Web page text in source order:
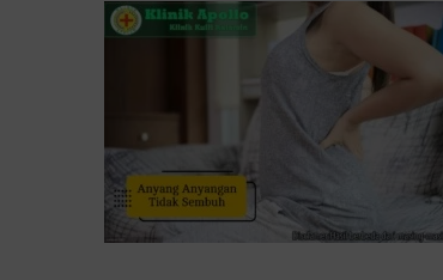
Penyebab Anyang
anyangan Disertai
Gatal dan Solusinya